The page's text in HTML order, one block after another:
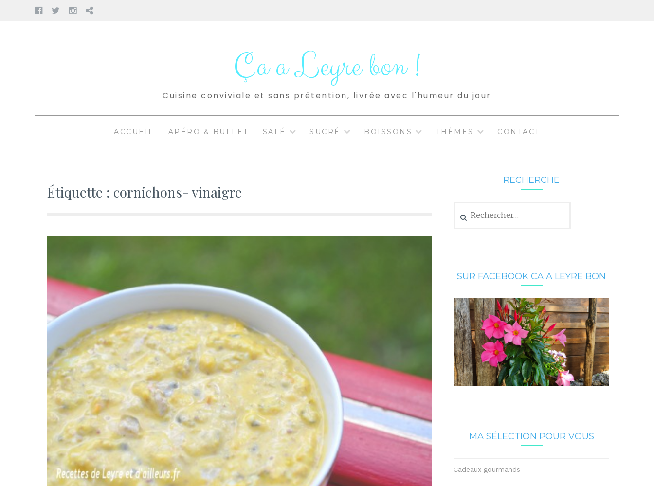
FacebookTwitter
Instagram
Pinterest
Ça a Leyre bon !
Cuisine conviviale et sans prétention, livrée avec l'humeur du jour
ACCUEIL APÉRO & BUFFET SALÉ SUCRÉ BOISSONS THÈMES CONTACT
Étiquette : cornichons- vinaigre
RECHERCHE
SUR FACEBOOK CA A LEYRE BON
MA SÉLECTION POUR VOUS
Cadeaux gourmands